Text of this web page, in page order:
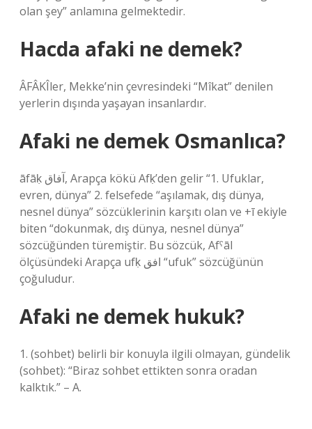
olan şey” anlamına gelmektedir.
Hacda afaki ne demek?
ÂFÂKÎler, Mekke’nin çevresindeki “Mîkat” denilen
yerlerin dışında yaşayan insanlardır.
Afaki ne demek Osmanlıca?
āfāḳ آفاق, Arapça kökü Afḳ’den gelir “1. Ufuklar,
evren, dünya” 2. felsefede “aşılamak, dış dünya,
nesnel dünya” sözcüklerinin karşıtı olan ve +ī ekiyle
biten “dokunmak, dış dünya, nesnel dünya”
sözcüğünden türemiştir. Bu sözcük, Afˁāl
ölçüsündeki Arapça ufḳ افق “ufuk” sözcüğünün
çoğuludur.
Afaki ne demek hukuk?
1. (sohbet) belirli bir konuyla ilgili olmayan, gündelik
(sohbet): “Biraz sohbet ettikten sonra oradan
kalktık.” – A.